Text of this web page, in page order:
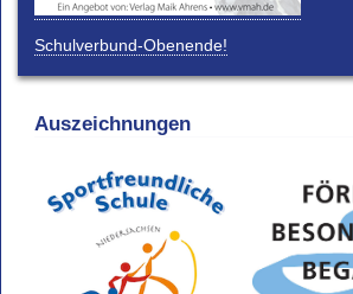
Schulverbund-Obenende!
Auszeichnungen